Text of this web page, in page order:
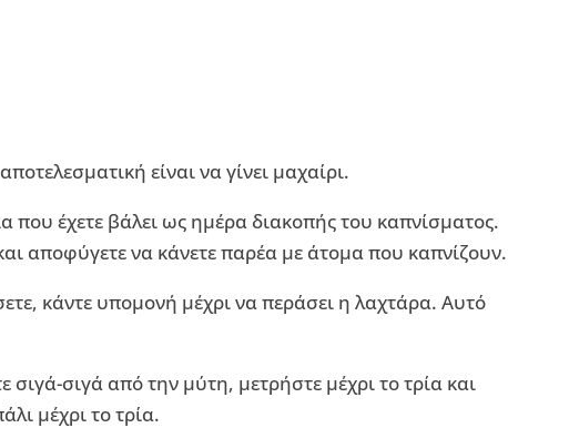
είναι να γίνει μαχαίρι.
έχετε βάλει ως ημέρα διακοπής του καπνίσματος.
αποφύγετε να κάνετε παρέα με άτομα που καπνίζουν.
κάντε υπομονή μέχρι να περάσει η λαχτάρα. Αυτό
σιγά-σιγά από την μύτη, μετρήστε μέχρι το τρία και
μέχρι το τρία.